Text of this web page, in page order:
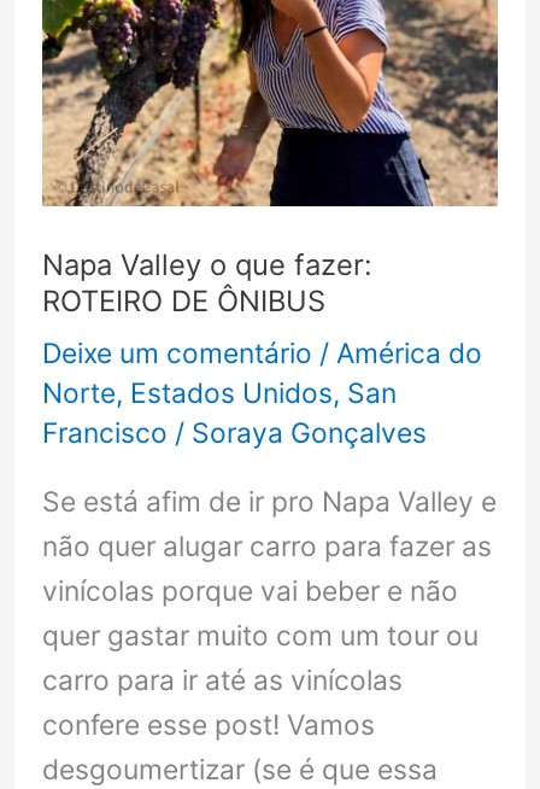
Napa Valley o que fazer:
ROTEIRO DE ÔNIBUS
Deixe um comentário /América do
Norte, Estados Unidos, San
Francisco / Soraya Gonçalves
Se está afim de ir pro Napa Valley e
não quer alugar carro para fazer as
vinícolas porque vai beber e não
quer gastar muito com um tour ou
carro para ir até as vinícolas
confere esse post! Vamos
desgoumertizar (se é que essa